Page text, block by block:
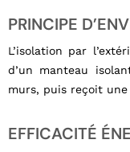
PRINCIPE
L’isolation par
d’un manteau
murs, puis reçoit
EFFICACITÉ